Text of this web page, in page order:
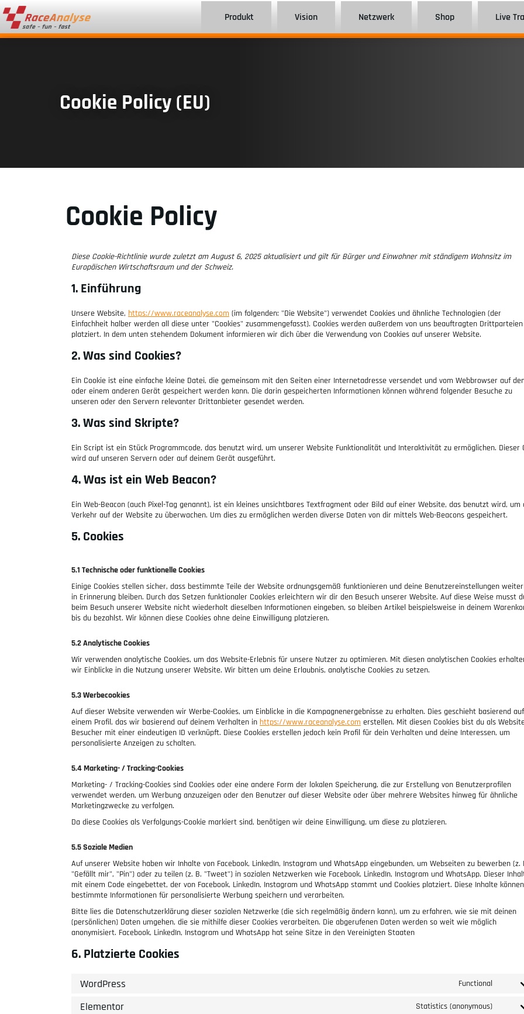
Produkt Vision Netzwerk Shop Live
Cookie Policy (EU)
Cookie Policy
Diese Cookie-Richtlinie wurde zuletzt am August 6, 2025 aktualisiert und gilt für Bürger und Einwohner mit ständigem Wohnsitz im
Europäischen Wirtschaftsraum und der Schweiz.
1. Einführung
Unsere Website, https://www.raceanalyse.com (im folgenden: "Die Website") verwendet Cookies und ähnliche Technologien (der
Einfachheit halber werden all diese unter "Cookies" zusammengefasst). Cookies werden außerdem von uns beauftragten Drittparteien
platziert. In dem unten stehendem Dokument informieren wir dich über die Verwendung von Cookies auf unserer Website.
2. Was sind Cookies?
Ein Cookie ist eine einfache kleine Datei, die gemeinsam mit den Seiten einer Internetadresse versendet und vom Webbrowser auf
oder einem anderen Gerät gespeichert werden kann. Die darin gespeicherten Informationen können während folgender Besuche zu
unseren oder den Servern relevanter Drittanbieter gesendet werden.
3. Was sind Skripte?
Ein Script ist ein Stück Programmcode, das benutzt wird, um unserer Website Funktionalität und Interaktivität zu ermöglichen. Dieser
wird auf unseren Servern oder auf deinem Gerät ausgeführt.
4. Was ist ein Web Beacon?
Ein Web-Beacon (auch Pixel-Tag genannt), ist ein kleines unsichtbares Textfragment oder Bild auf einer Website, das benutzt wird, um
Verkehr auf der Website zu überwachen. Um dies zu ermöglichen werden diverse Daten von dir mittels Web-Beacons gespeichert.
5. Cookies
5.1 Technische oder funktionelle Cookies
Einige Cookies stellen sicher, dass bestimmte Teile der Website ordnungsgemäß funktionieren und deine Benutzereinstellungen
in Erinnerung bleiben. Durch das Setzen funktionaler Cookies erleichtern wir dir den Besuch unserer Website. Auf diese Weise musst
beim Besuch unserer Website nicht wiederholt dieselben Informationen eingeben, so bleiben Artikel beispielsweise in deinem
bis du bezahlst. Wir können diese Cookies ohne deine Einwilligung platzieren.
5.2 Analytische Cookies
Wir verwenden analytische Cookies, um das Website-Erlebnis für unsere Nutzer zu optimieren. Mit diesen analytischen Cookies
wir Einblicke in die Nutzung unserer Website. Wir bitten um deine Erlaubnis, analytische Cookies zu setzen.
5.3 Werbecookies
Auf dieser Website verwenden wir Werbe-Cookies, um Einblicke in die Kampagnenergebnisse zu erhalten. Dies geschieht basierend auf
einem Profil, das wir basierend auf deinem Verhalten in https://www.raceanalyse.com erstellen. Mit diesen Cookies bist du als
Besucher mit einer eindeutigen ID verknüpft. Diese Cookies erstellen jedoch kein Profil für dein Verhalten und deine Interessen, um
personalisierte Anzeigen zu schalten.
5.4 Marketing- / Tracking-Cookies
Marketing- / Tracking-Cookies sind Cookies oder eine andere Form der lokalen Speicherung, die zur Erstellung von Benutzerprofilen
verwendet werden, um Werbung anzuzeigen oder den Benutzer auf dieser Website oder über mehrere Websites hinweg für ähnliche
Marketingzwecke zu verfolgen.
Da diese Cookies als Verfolgungs-Cookie markiert sind, benötigen wir deine Einwilligung, um diese zu platzieren.
5.5 Soziale Medien
Auf unserer Website haben wir Inhalte von Facebook, LinkedIn, Instagram und WhatsApp eingebunden, um Webseiten zu bewerben (z.
"Gefällt mir", "Pin") oder zu teilen (z. B. "Tweet") in sozialen Netzwerken wie Facebook, LinkedIn, Instagram und WhatsApp. Dieser
mit einem Code eingebettet, der von Facebook, LinkedIn, Instagram und WhatsApp stammt und Cookies platziert. Diese Inhalte können
bestimmte Informationen für personalisierte Werbung speichern und verarbeiten.
Bitte lies die Datenschutzerklärung dieser sozialen Netzwerke (die sich regelmäßig ändern kann), um zu erfahren, wie sie mit deinen
(persönlichen) Daten umgehen, die sie mithilfe dieser Cookies verarbeiten. Die abgerufenen Daten werden so weit wie möglich
anonymisiert. Facebook, LinkedIn, Instagram und WhatsApp hat seine Sitze in den Vereinigten Staaten
6. Platzierte Cookies
WordPress Functional
Elementor Statistics (anonymous)